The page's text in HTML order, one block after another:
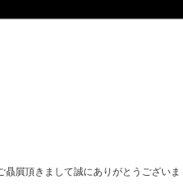
贔屓頂きまして誠にありがとうございま